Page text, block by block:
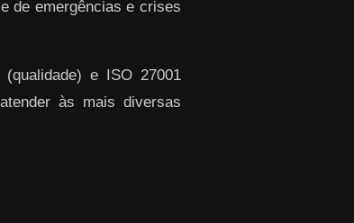
de emergências e crises
e ISO 27001
às mais diversas